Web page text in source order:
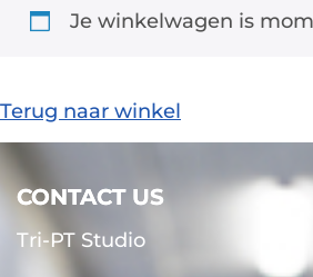
Je winkelwagen is
Terug naar winkel
CONTACT US
CONTACT US
Tri-PT Studio